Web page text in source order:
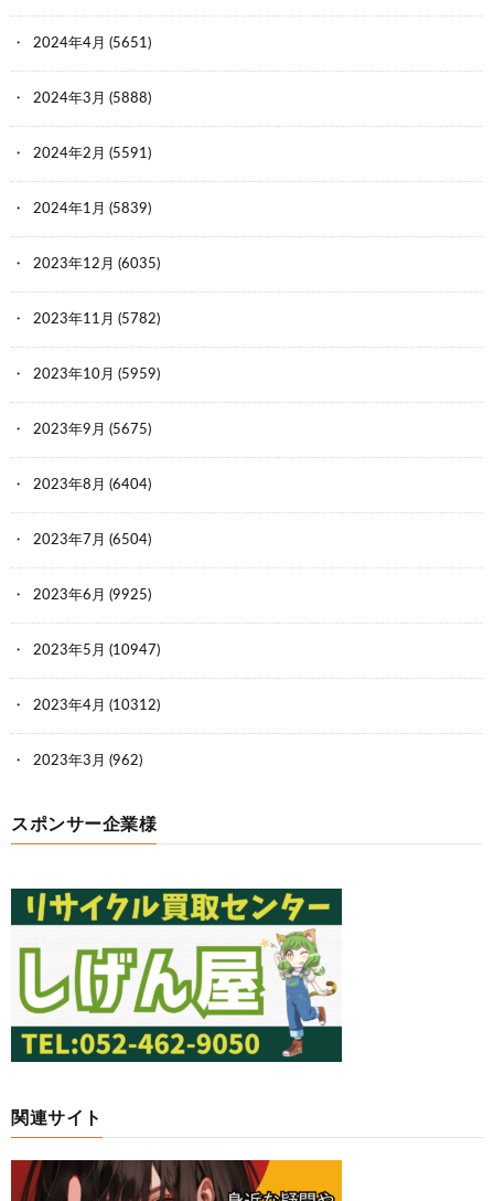
2024年4月 (5651)
2024年3月 (5888)
2024年2月 (5591)
2024年1月 (5839)
2023年12月 (6035)
2023年11月 (5782)
2023年10月 (5959)
2023年9月 (5675)
2023年8月 (6404)
2023年7月 (6504)
2023年6月 (9925)
2023年5月 (10947)
2023年4月 (10312)
2023年3月 (962)
スポンサー企業様
関連サイト